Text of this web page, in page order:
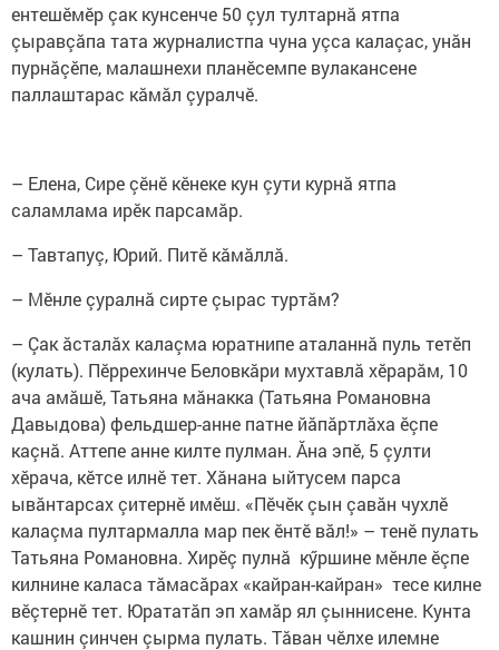
ентешӗмӗр çак кунсенче 50 çул тултарнă ятпа
çыравçăпа тата журналистпа чуна уçса калаçас, унăн
пурнăçӗпе, малашнехи планӗсемпе вулакансене
паллаштарас кăмăл çуралчӗ.
– Елена, Сире çӗнӗ кӗнеке кун çути курнӑ ятпа
саламлама ирӗк парсамăр.
– Тавтапуç, Юрий. Питӗ кăмăллă.
– Мӗнле çуралнă сирте çырас туртăм?
– Çак ăсталăх калаçма юратнипе аталаннă пуль тетӗп
(кулать). Пӗррехинче Беловкăри мухтавлă хӗрарăм, 10
ача амăшӗ, Татьяна мăнакка (Татьяна Романовна
Давыдова) фельдшер-анне патне йăпăртлăха ӗçпе
каçнă. Аттепе анне килте пулман. Ăна эпӗ, 5 çулти
хӗрача, кӗтсе илнӗ тет. Хăнана ыйтусем парса
ывăнтарсах çитернӗ имӗш. «Пӗчӗк çын çавăн чухлӗ
калаçма пултармалла мар пек ӗнтӗ вăл!» – тенӗ пулать
Татьяна Романовна. Хирӗç пулнă кӳршине мӗнле ӗçпе
килнине каласа тăмасăрах «кайран-кайран» тесе килне
вӗçтернӗ тет. Юрататăп эп хамăр ял çыннисене. Кунта
кашнин çинчен çырма пулать. Тăван чӗлхе илемне